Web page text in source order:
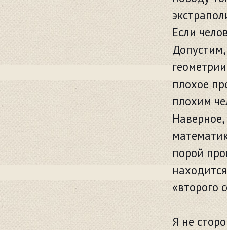
Если
плохое
плохим
порой
«второго
Я не